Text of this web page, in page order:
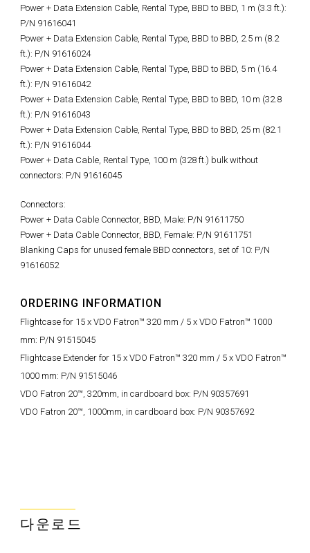
Power + Data Extension Cable, Rental Type, BBD to BBD, 1 m (3.3 ft.):
P/N 91616041
Power + Data Extension Cable, Rental Type, BBD to BBD, 2.5 m (8.2
ft.): P/N 91616024
Power + Data Extension Cable, Rental Type, BBD to BBD, 5 m (16.4
ft.): P/N 91616042
Power + Data Extension Cable, Rental Type, BBD to BBD, 10 m (32.8
ft.): P/N 91616043
Power + Data Extension Cable, Rental Type, BBD to BBD, 25 m (82.1
ft.): P/N 91616044
Power + Data Cable, Rental Type, 100 m (328 ft.) bulk without
connectors: P/N 91616045
Connectors:
Power + Data Cable Connector, BBD, Male: P/N 91611750
Power + Data Cable Connector, BBD, Female: P/N 91611751
Blanking Caps for unused female BBD connectors, set of 10: P/N
91616052
ORDERING INFORMATION
Flightcase for 15 x VDO Fatron™ 320 mm / 5 x VDO Fatron™ 1000
mm: P/N 91515045
Flightcase Extender for 15 x VDO Fatron™ 320 mm / 5 x VDO Fatron™
1000 mm: P/N 91515046
VDO Fatron 20™, 320mm, in cardboard box: P/N 90357691
VDO Fatron 20™, 1000mm, in cardboard box: P/N 90357692
다운로드